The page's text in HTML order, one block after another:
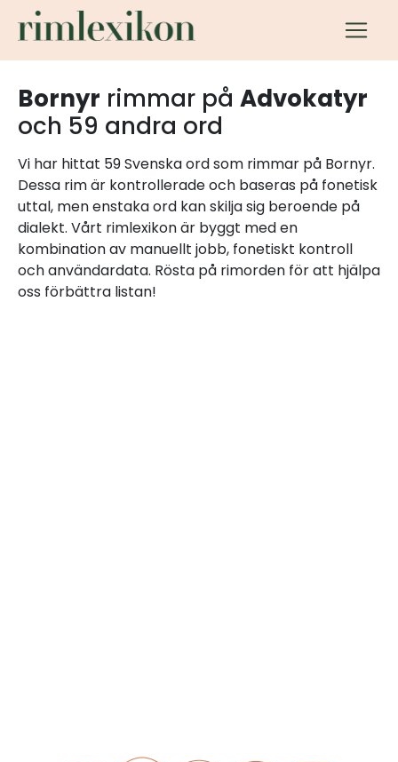
Bornyr rimmar på Advokatyr
och 59 andra ord
Vi har hittat 59 Svenska ord som rimmar på Bornyr.
Dessa rim är kontrollerade och baseras på fonetisk
uttal, men enstaka ord kan skilja sig beroende på
dialekt. Vårt rimlexikon är byggt med en
kombination av manuellt jobb, fonetiskt kontroll
och användardata. Rösta på rimorden för att hjälpa
oss förbättra listan!